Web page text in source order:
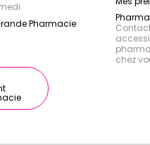
Pharmacie
chez